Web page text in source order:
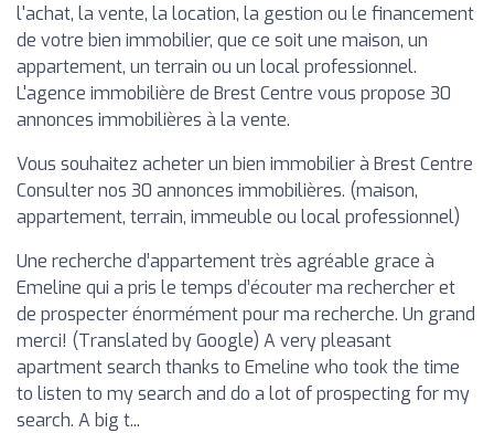
l'achat, la vente, la location, la gestion ou le financement
de votre bien immobilier, que ce soit une maison, un
appartement, un terrain ou un local professionnel.
L'agence immobilière de Brest Centre vous propose 30
annonces immobilières à la vente.
Vous souhaitez acheter un bien immobilier à Brest Centre
Consulter nos 30 annonces immobilières. (maison,
appartement, terrain, immeuble ou local professionnel)
Une recherche d’appartement très agréable grace à
Emeline qui a pris le temps d’écouter ma rechercher et
de prospecter énormément pour ma recherche. Un grand
merci! (Translated by Google) A very pleasant
apartment search thanks to Emeline who took the time
to listen to my search and do a lot of prospecting for my
search. A big t...